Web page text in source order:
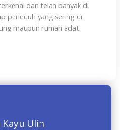
dan telah banyak di
peneduh yang sering di
maupun rumah adat.
Ulin